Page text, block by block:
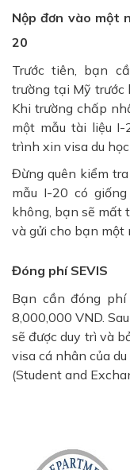
Nộp đơn vào một
20
Trước tiên, bạn
trường tại Mỹ trước
Khi trường chấp
một mẫu tài liệu
trình xin visa du
Đừng quên kiểm
mẫu I-20 có
không, bạn sẽ mất
và gửi cho bạn một
Đóng phí SEVIS
Bạn cần đóng phí
8,000,000 VND.
sẽ được duy trì và
visa cá nhân của
(Student and